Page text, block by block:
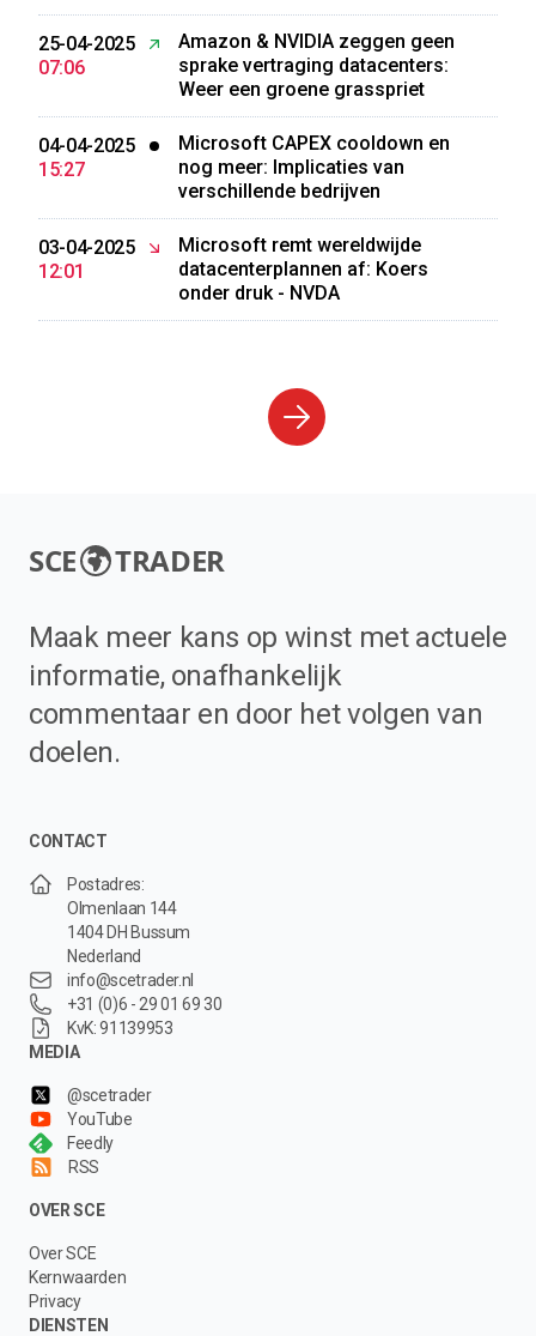
25-04-2025
07:06
Amazon & NVIDIA zeggen geen
sprake vertraging datacenters:
Weer een groene grasspriet
04-04-2025
15:27
Microsoft CAPEX cooldown en
nog meer: Implicaties van
verschillende bedrijven
03-04-2025
12:01
Microsoft remt wereldwijde
datacenterplannen af: Koers
onder druk - NVDA
SCE TRADER
Maak meer kans op winst met actuele
informatie, onafhankelijk
commentaar en door het volgen van
doelen.
CONTACT
Postadres:
Olmenlaan 144
1404 DH Bussum
Nederland
info@scetrader.nl
+31 (0)6 - 29 01 69 30
KvK: 91139953
MEDIA
@scetrader
YouTube
Feedly
RSS
OVER SCE
Over SCE
Kernwaarden
Privacy
DIENSTEN